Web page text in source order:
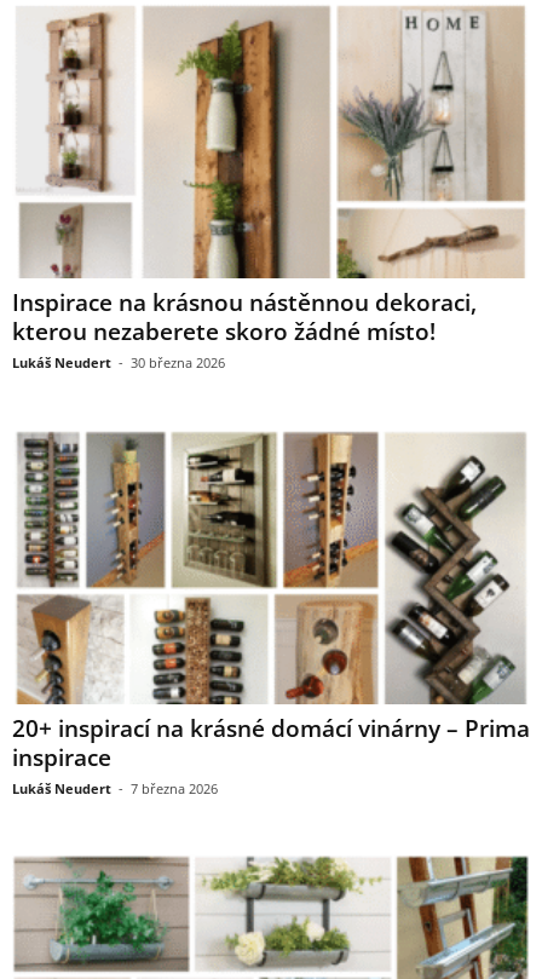
Inspirace na krásnou nástěnnou dekoraci,
kterou nezaberete skoro žádné místo!
Lukáš Neudert - 30 března 2026
20+ inspirací na krásné domácí vinárny – Prima
inspirace
Lukáš Neudert - 7 března 2026